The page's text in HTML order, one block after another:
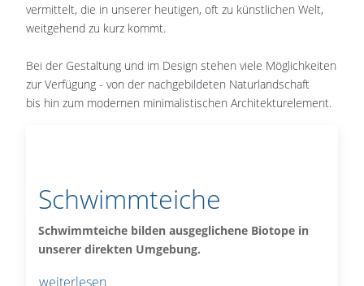
vermittelt, die in unserer heutigen, oft zu künstlichen Welt,
weitgehend zu kurz kommt.
Bei der Gestaltung und im Design stehen viele Möglichkeiten
zur Verfügung - von der nachgebildeten Naturlandschaft
bis hin zum modernen minimalistischen Architekturelement.
Schwimmteiche
Schwimmteiche bilden ausgeglichene Biotope in
unserer direkten Umgebung.
weiterlesen